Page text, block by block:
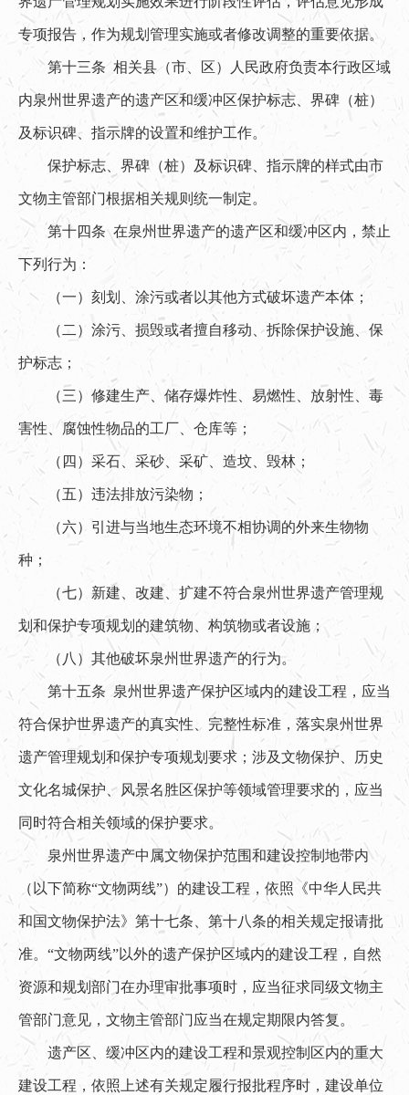
专项报告，作为规划管理实施或者修改调整的重要依据。
第十三条 相关县（市、区）人民政府负责本行政区域
内泉州世界遗产的遗产区和缓冲区保护标志、界碑（桩）
及标识碑、指示牌的设置和维护工作。
保护标志、界碑（桩）及标识碑、指示牌的样式由市
文物主管部门根据相关规则统一制定。
第十四条 在泉州世界遗产的遗产区和缓冲区内，禁止
下列行为：
（一）刻划、涂污或者以其他方式破坏遗产本体；
（二）涂污、损毁或者擅自移动、拆除保护设施、保
护标志；
（三）修建生产、储存爆炸性、易燃性、放射性、毒
害性、腐蚀性物品的工厂、仓库等；
（四）采石、采砂、采矿、造坟、毁林；
（五）违法排放污染物；
（六）引进与当地生态环境不相协调的外来生物物
种；
（七）新建、改建、扩建不符合泉州世界遗产管理规
划和保护专项规划的建筑物、构筑物或者设施；
（八）其他破坏泉州世界遗产的行为。
第十五条 泉州世界遗产保护区域内的建设工程，应当
符合保护世界遗产的真实性、完整性标准，落实泉州世界
遗产管理规划和保护专项规划要求；涉及文物保护、历史
文化名城保护、风景名胜区保护等领域管理要求的，应当
同时符合相关领域的保护要求。
泉州世界遗产中属文物保护范围和建设控制地带内
（以下简称“文物两线”）的建设工程，依照《中华人民共
和国文物保护法》第十七条、第十八条的相关规定报请批
准。“文物两线”以外的遗产保护区域内的建设工程，自然
资源和规划部门在办理审批事项时，应当征求同级文物主
管部门意见，文物主管部门应当在规定期限内答复。
遗产区、缓冲区内的建设工程和景观控制区内的重大
建设工程，依照上述有关规定履行报批程序时，建设单位